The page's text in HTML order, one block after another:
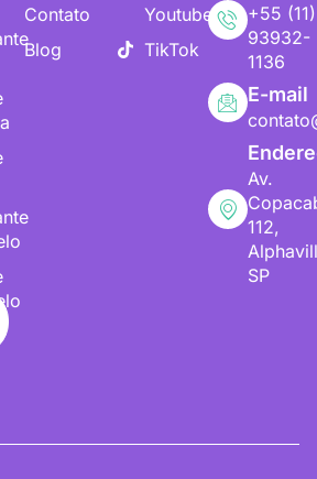
Contato
Blog
Youtube
TikTok
+55 (11)
93932-
1136
E-mail
Av.
112,
SP